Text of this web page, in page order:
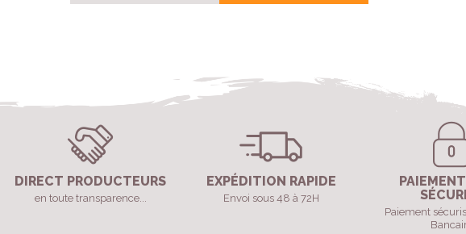
DIRECT PRODUCTEURS
en toute transparence...
EXPÉDITION RAPIDE
Envoi sous 48 à 72H
Paiement